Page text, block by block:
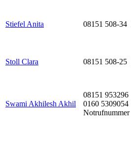
Stiefel Anita 08151 508-34
Stoll Clara 08151 508-25
Swami Akhilesh Akhil
08151 953296
0160 5309054
Notrufnummer